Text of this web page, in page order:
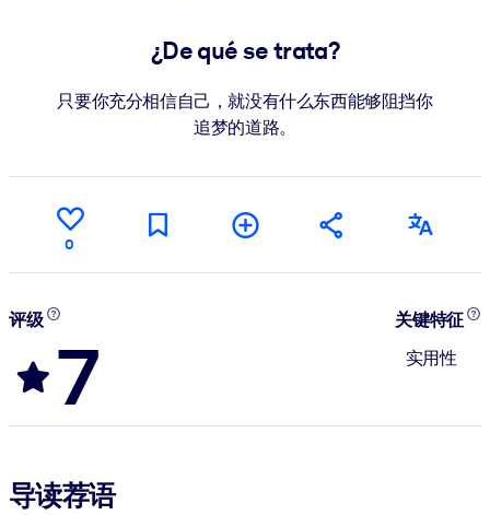
estructurados para mejorar los resultados.
¿De qué se trata?
只要你充分相信自己，就没有什么东西能够阻挡你
追梦的道路。
0
评级
7
关键特征
实用性
导读荐语